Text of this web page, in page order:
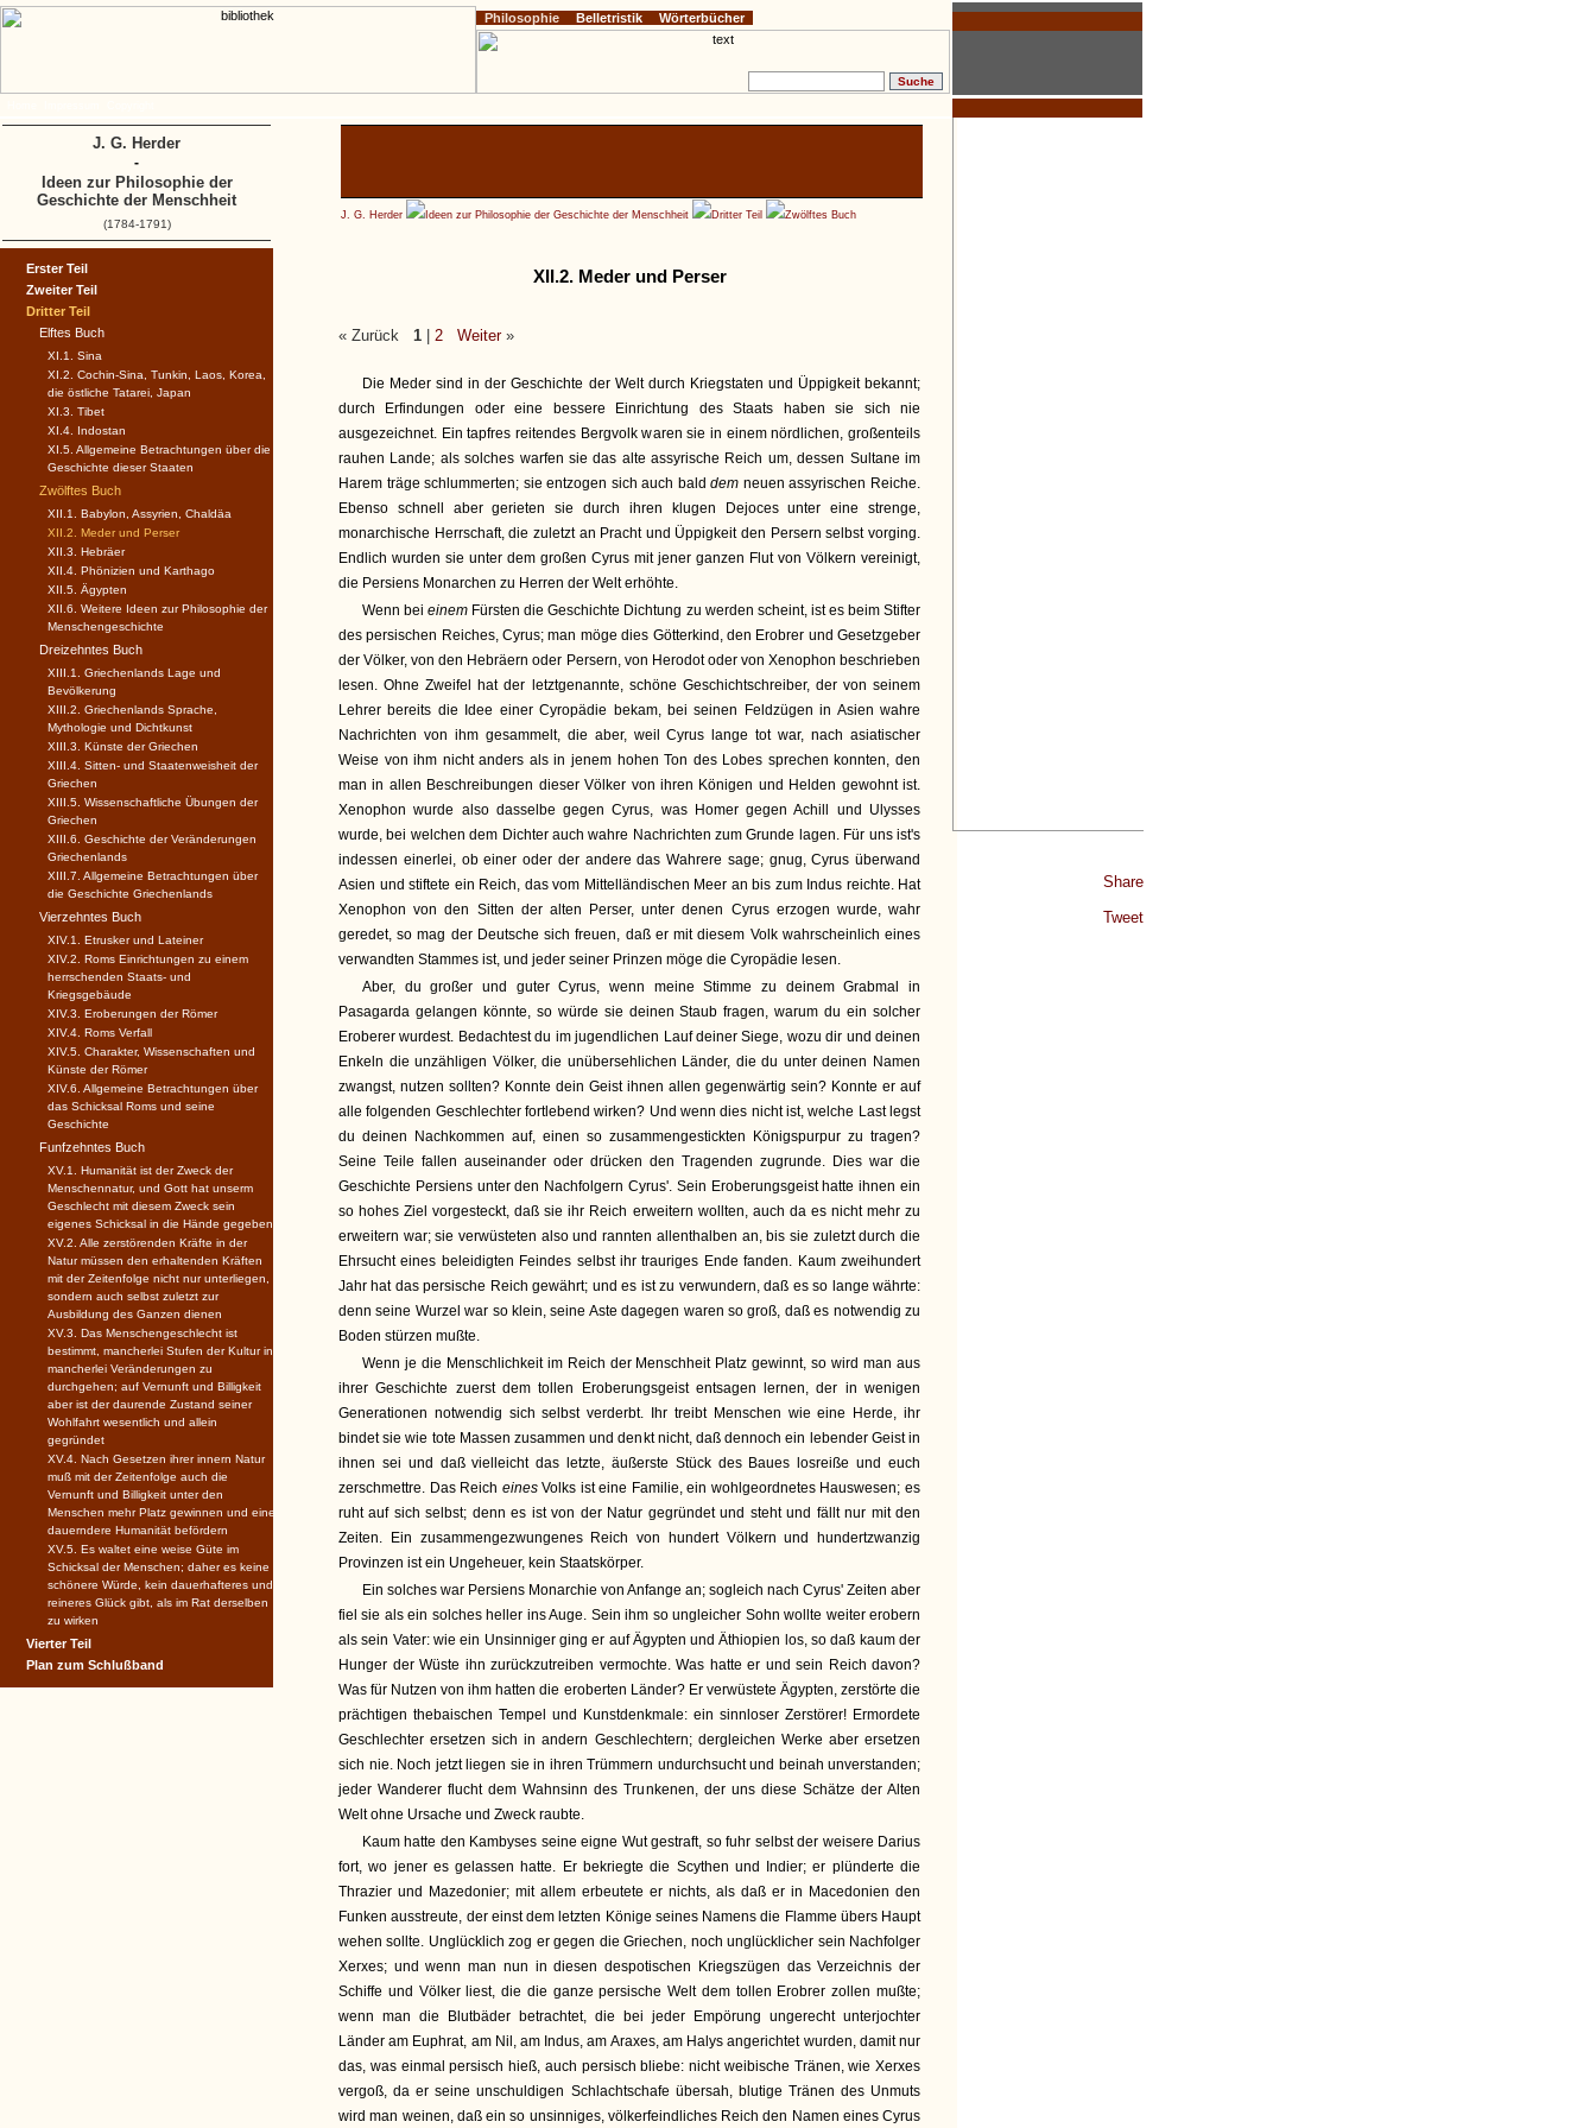
Share
Tweet
J. G. Herder Ideen zur Philosophie der Geschichte der Menschheit Dritter Teil Zwölftes Buch
XII.2. Meder und Perser
« Zurück 1 2 Weiter»
Die Meder sind in der Geschichte der Welt durch Kriegstaten und Üppigkeit bekannt;
durch Erfindungen oder eine bessere Einrichtung des Staats haben sie sich nie
ausgezeichnet. Ein tapfres reitendes Bergvolk waren sie in einem nördlichen, großenteils
rauhen Lande; als solches warfen sie das alte assyrische Reich um, dessen Sultane im
Harem träge schlummerten; sie entzogen sich auch balddem neuen assyrischen Reiche.
Ebenso schnell aber gerieten sie durch ihren klugen Dejoces unter eine strenge,
monarchische Herrschaft, die zuletzt an Pracht und Üppigkeit den Persern selbst vorging.
Endlich wurden sie unter dem großen Cyrus mit jener ganzen Flut von Völkern vereinigt,
die Persiens Monarchen zu Herren der Welt erhöhte.
Wenn beieinem Fürsten die Geschichte Dichtung zu werden scheint, ist es beim Stifter
des persischen Reiches, Cyrus; man möge dies Götterkind, den Erobrer und Gesetzgeber
der Völker, von den Hebräern oder Persern, von Herodot oder von Xenophon beschrieben
lesen. Ohne Zweifel hat der letztgenannte, schöne Geschichtschreiber, der von seinem
Lehrer bereits die Idee einer Cyropädie bekam, bei seinen Feldzügen in Asien wahre
Nachrichten von ihm gesammelt, die aber, weil Cyrus lange tot war, nach asiatischer
Weise von ihm nicht anders als in jenem hohen Ton des Lobes sprechen konnten, den
man in allen Beschreibungen dieser Völker von ihren Königen und Helden gewohnt ist.
Xenophon wurde also dasselbe gegen Cyrus, was Homer gegen Achill und Ulysses
wurde, bei welchen dem Dichter auch wahre Nachrichten zum Grunde lagen. Für uns ist's
indessen einerlei, ob einer oder der andere das Wahrere sage; gnug, Cyrus überwand
Asien und stiftete ein Reich, das vom Mittelländischen Meer an bis zum Indus reichte. Hat
Xenophon von den Sitten der alten Perser, unter denen Cyrus erzogen wurde, wahr
geredet, so mag der Deutsche sich freuen, daß er mit diesem Volk wahrscheinlich eines
verwandten Stammes ist, und jeder seiner Prinzen möge die Cyropädie lesen.
Aber, du großer und guter Cyrus, wenn meine Stimme zu deinem Grabmal in
Pasagarda gelangen könnte, so würde sie deinen Staub fragen, warum du ein solcher
Eroberer wurdest. Bedachtest du im jugendlichen Lauf deiner Siege, wozu dir und deinen
Enkeln die unzähligen Völker, die unübersehlichen Länder, die du unter deinen Namen
zwangst, nutzen sollten? Konnte dein Geist ihnen allen gegenwärtig sein? Konnte er auf
alle folgenden Geschlechter fortlebend wirken? Und wenn dies nicht ist, welche Last legst
du deinen Nachkommen auf, einen so zusammengestickten Königspurpur zu tragen?
Seine Teile fallen auseinander oder drücken den Tragenden zugrunde. Dies war die
Geschichte Persiens unter den Nachfolgern Cyrus'. Sein Eroberungsgeist hatte ihnen ein
so hohes Ziel vorgesteckt, daß sie ihr Reich erweitern wollten, auch da es nicht mehr zu
erweitern war; sie verwüsteten also und rannten allenthalben an, bis sie zuletzt durch die
Ehrsucht eines beleidigten Feindes selbst ihr trauriges Ende fanden. Kaum zweihundert
Jahr hat das persische Reich gewährt; und es ist zu verwundern, daß es so lange währte:
denn seine Wurzel war so klein, seine Aste dagegen waren so groß, daß es notwendig zu
Boden stürzen mußte.
Wenn je die Menschlichkeit im Reich der Menschheit Platz gewinnt, so wird man aus
ihrer Geschichte zuerst dem tollen Eroberungsgeist entsagen lernen, der in wenigen
Generationen notwendig sich selbst verderbt. Ihr treibt Menschen wie eine Herde, ihr
bindet sie wie tote Massen zusammen und denkt nicht, daß dennoch ein lebender Geist in
ihnen sei und daß vielleicht das letzte, äußerste Stück des Baues losreiße und euch
zerschmettre. Das Reich einesVolks ist eine Familie, ein wohlgeordnetes Hauswesen; es
ruht auf sich selbst; denn es ist von der Natur gegründet und steht und fällt nur mit den
Zeiten. Ein zusammengezwungenes Reich von hundert Völkern und hundertzwanzig
Provinzen ist ein Ungeheuer, kein Staatskörper.
Ein solches war Persiens Monarchie von Anfange an; sogleich nach Cyrus' Zeiten aber
fiel sie als ein solches heller ins Auge. Sein ihm so ungleicher Sohn wollte weiter erobern
als sein Vater: wie ein Unsinniger ging er auf Ägypten und Äthiopien los, so daß kaum der
Hunger der Wüste ihn zurückzutreiben vermochte. Was hatte er und sein Reich davon?
Was für Nutzen von ihm hatten die eroberten Länder? Er verwüstete Ägypten, zerstörte die
prächtigen thebaischen Tempel und Kunstdenkmale: ein sinnloser Zerstörer! Ermordete
Geschlechter ersetzen sich in andern Geschlechtern; dergleichen Werke aber ersetzen
sich nie. Noch jetzt liegen sie in ihren Trümmern undurchsucht und beinah unverstanden;
jeder Wanderer flucht dem Wahnsinn des Trunkenen, der uns diese Schätze der Alten
Welt ohne Ursache und Zweck raubte.
Kaum hatte den Kambyses seine eigne Wut gestraft, so fuhr selbst der weisere Darius
fort, wo jener es gelassen hatte. Er bekriegte die Scythen und Indier; er plünderte die
Thrazier und Mazedonier; mit allem erbeutete er nichts, als daß er in Macedonien den
Funken ausstreute, der einst dem letzten Könige seines Namens die Flamme übers Haupt
wehen sollte. Unglücklich zog er gegen die Griechen, noch unglücklicher sein Nachfolger
Xerxes; und wenn man nun in diesen despotischen Kriegszügen das Verzeichnis der
Schiffe und Völker liest, die die ganze persische Welt dem tollen Erobrer zollen mußte;
wenn man die Blutbäder betrachtet, die bei jeder Empörung ungerecht unterjochter
Länder am Euphrat, am Nil, am Indus, am Araxes, am Halys angerichtet wurden, damit nur
das, was einmal persisch hieß, auch persisch bliebe: nicht weibische Tränen, wie Xerxes
vergoß, da er seine unschuldigen Schlachtschafe übersah, blutige Tränen des Unmuts
wird man weinen, daß ein so unsinniges, völkerfeindliches Reich den Namen eines Cyrus
Erster Teil
Zweiter Teil
Dritter Teil
Elftes Buch
XI.1. Sina
XI.2. Cochin-Sina, Tunkin, Laos, Korea,
die östliche Tatarei, Japan
XI.3. Tibet
XI.4. Indostan
XI.5. Allgemeine Betrachtungen über die
Geschichte dieser Staaten
Zwölftes Buch
XII.1. Babylon, Assyrien, Chaldäa
XII.2. Meder und Perser
XII.3. Hebräer
XII.4. Phönizien und Karthago
XII.5. Ägypten
XII.6. Weitere Ideen zur Philosophie der
Menschengeschichte
Dreizehntes Buch
XIII.1. Griechenlands Lage und
Bevölkerung
XIII.2. Griechenlands Sprache,
Mythologie und Dichtkunst
XIII.3. Künste der Griechen
XIII.4. Sitten- und Staatenweisheit der
Griechen
XIII.5. Wissenschaftliche Übungen der
Griechen
XIII.6. Geschichte der Veränderungen
Griechenlands
XIII.7. Allgemeine Betrachtungen über
die Geschichte Griechenlands
Vierzehntes Buch
XIV.1. Etrusker und Lateiner
XIV.2. Roms Einrichtungen zu einem
herrschenden Staats- und
Kriegsgebäude
XIV.3. Eroberungen der Römer
XIV.4. Roms Verfall
XIV.5. Charakter, Wissenschaften und
Künste der Römer
XIV.6. Allgemeine Betrachtungen über
das Schicksal Roms und seine
Geschichte
Funfzehntes Buch
XV.1. Humanität ist der Zweck der
Menschennatur, und Gott hat unserm
Geschlecht mit diesem Zweck sein
eigenes Schicksal in die Hände gegeben
XV.2. Alle zerstörenden Kräfte in der
Natur müssen den erhaltenden Kräften
mit der Zeitenfolge nicht nur unterliegen,
sondern auch selbst zuletzt zur
Ausbildung des Ganzen dienen
XV.3. Das Menschengeschlecht ist
bestimmt, mancherlei Stufen der Kultur in
mancherlei Veränderungen zu
durchgehen; auf Vernunft und Billigkeit
aber ist der daurende Zustand seiner
Wohlfahrt wesentlich und allein
gegründet
XV.4. Nach Gesetzen ihrer innern Natur
muß mit der Zeitenfolge auch die
Vernunft und Billigkeit unter den
Menschen mehr Platz gewinnen und eine
dauerndere Humanität befördern
XV.5. Es waltet eine weise Güte im
Schicksal der Menschen; daher es keine
schönere Würde, kein dauerhafteres und
reineres Glück gibt, als im Rat derselben
zu wirken
Vierter Teil
Plan zum Schlußband
Philosophie Belletristik Wörterbücher
J. G. Herder
-
Ideen zur Philosophie der
Geschichte der Menschheit
(1784-1791)